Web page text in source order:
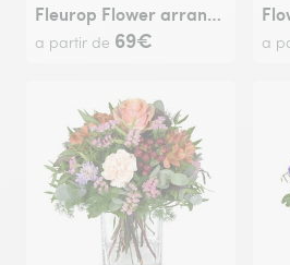
Fleurop Flower arrangement 'Sunny Kiss'
a partir de 69€ a